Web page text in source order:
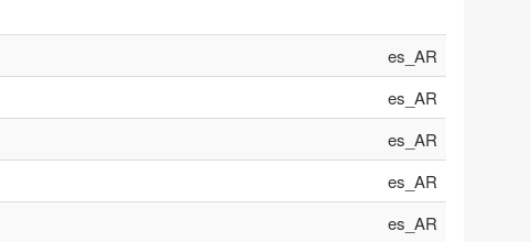
es_AR
es_AR
es_AR
es_AR
es_AR